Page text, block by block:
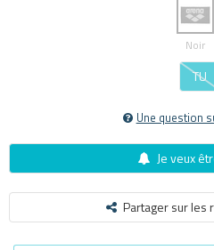
Noir
TU
Une question
Je veux
Partager sur les